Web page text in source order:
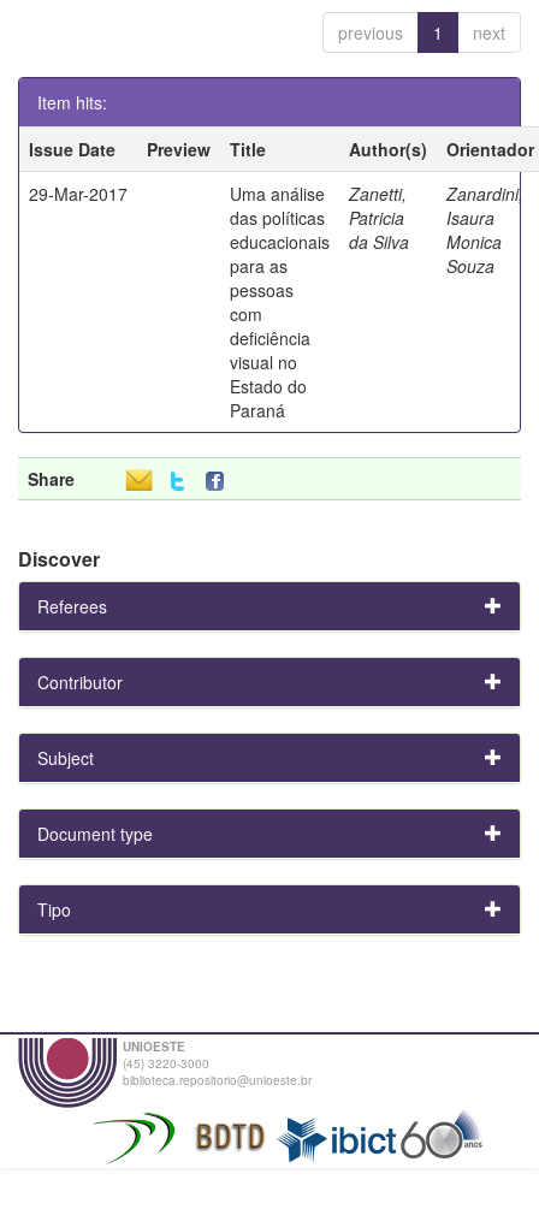
previous 1 next
Item hits:
Issue Date
Preview Title Author(s)
Orientador
29-Mar-2017
Uma análise
das políticas
educacionais
para as
pessoas
com
deficiência
visual no
Estado do
Paraná
Zanetti,
Patricia
da Silva
Zanardini,
Isaura
Monica
Souza
Share
Discover
Referees
Contributor
Subject
Document type
Tipo
UNIOESTE
(45) 3220-3000
biblioteca.repositorio@unioeste.br